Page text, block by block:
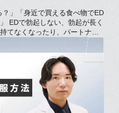
？」「身近で買える食べ物でED
く
てなくなったり、パートナー
よね。 日々の食事に
栄養素を取り入れると勃起の悩
い食
り摂取には注意が必要です。
な食べ物や避けるべき食習
について解説します。